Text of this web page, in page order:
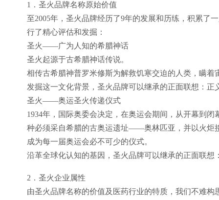
1．圣火品牌名称原始价值
至2005年，圣火品牌经历了9年的发展和历练，积累了
行了精心评估和发掘：
圣火——广为人知的希腊神话
圣火起源于古希腊神话传说。
相传古希腊神普罗米修斯为解救饥寒交迫的人类，瞒着
发掘这一文化背景，圣火品牌可以继承的正面联想：正
圣火——奥运圣火传递仪式
1934年，国际奥委会决定，在奥运会期间，从开幕到
种必须采自希腊的古奥运遗址——奥林匹亚，并以火炬
成为每一届奥运会必不可少的仪式。
沿革全球化认知的基因，圣火品牌可以继承的正面联
2．圣火企业属性
由圣火品牌名称的价值及医药行业的特质，我们不难构